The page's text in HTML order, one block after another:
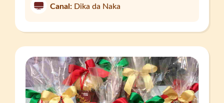
Canal: Dika da Naka